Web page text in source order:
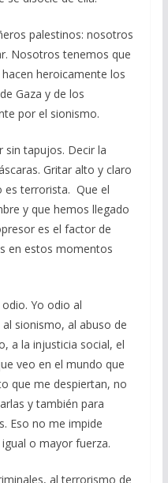
palestinos: nosotros
Nosotros tenemos que
heroicamente los
Gaza y de los
por el sionismo.
tapujos. Decir la
Gritar alto y claro
es terrorista. Que el
y que hemos llegado
es el factor de
en estos momentos
Yo odio al
sionismo, al abuso de
a la injusticia social, el
veo en el mundo que
que me despiertan, no
y también para
Eso no me impide
o mayor fuerza.
al terrorismo de